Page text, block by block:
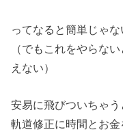
ってなると簡単じゃ
（でもこれをやらな
えない）
安易に飛びついちゃう
軌道修正に時間とお